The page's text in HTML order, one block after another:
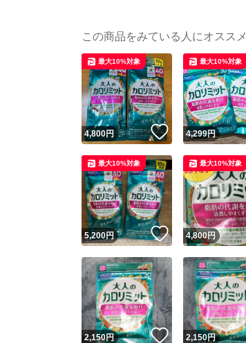
この商品をみている人にオススメ
4,800円 いいね！
最大10%対象
4,299円
最大10%対象
5,200円 いいね！
最大10%対象
4,800円
最大10%対象
2,150円 いいね！
2,150円